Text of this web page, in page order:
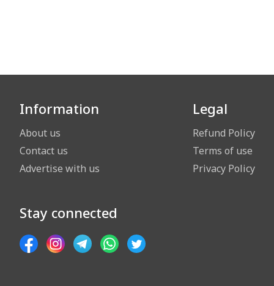
Information
About us
Contact us
Advertise with us
Legal
Refund Policy
Terms of use
Privacy Policy
Stay connected